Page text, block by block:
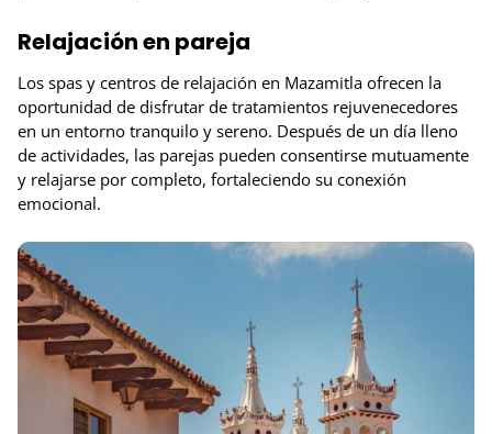
Relajación en pareja
Los spas y centros de relajación en Mazamitla ofrecen la
oportunidad de disfrutar de tratamientos rejuvenecedores
en un entorno tranquilo y sereno. Después de un día lleno
de actividades, las parejas pueden consentirse mutuamente
y relajarse por completo, fortaleciendo su conexión
emocional.